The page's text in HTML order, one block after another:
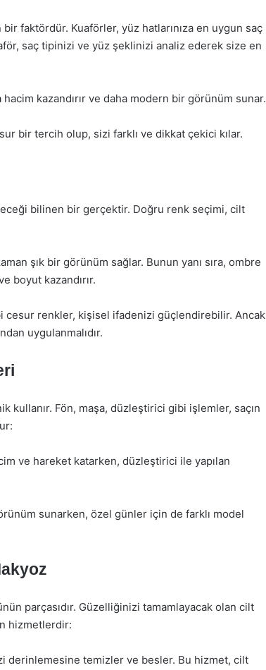
faktördür. Kuaförler, yüz hatlarınıza en uygun saç
saç tipinizi ve yüz şeklinizi analiz ederek size en
hacim kazandırır ve daha modern bir görünüm sunar.
bir tercih olup, sizi farklı ve dikkat çekici kılar.
bilinen bir gerçektir. Doğru renk seçimi, cilt
şık bir görünüm sağlar. Bunun yanı sıra, ombre
boyut kazandırır.
cesur renkler, kişisel ifadenizi güçlendirebilir. Ancak
uygulanmalıdır.
kullanır. Fön, maşa, düzleştirici gibi işlemler, saçın
ve hareket katarken, düzleştirici ile yapılan
sunarken, özel günler için de farklı model
parçasıdır. Güzelliğinizi tamamlayacak olan cilt
hizmetlerdir:
derinlemesine temizler ve besler. Bu hizmet, cilt